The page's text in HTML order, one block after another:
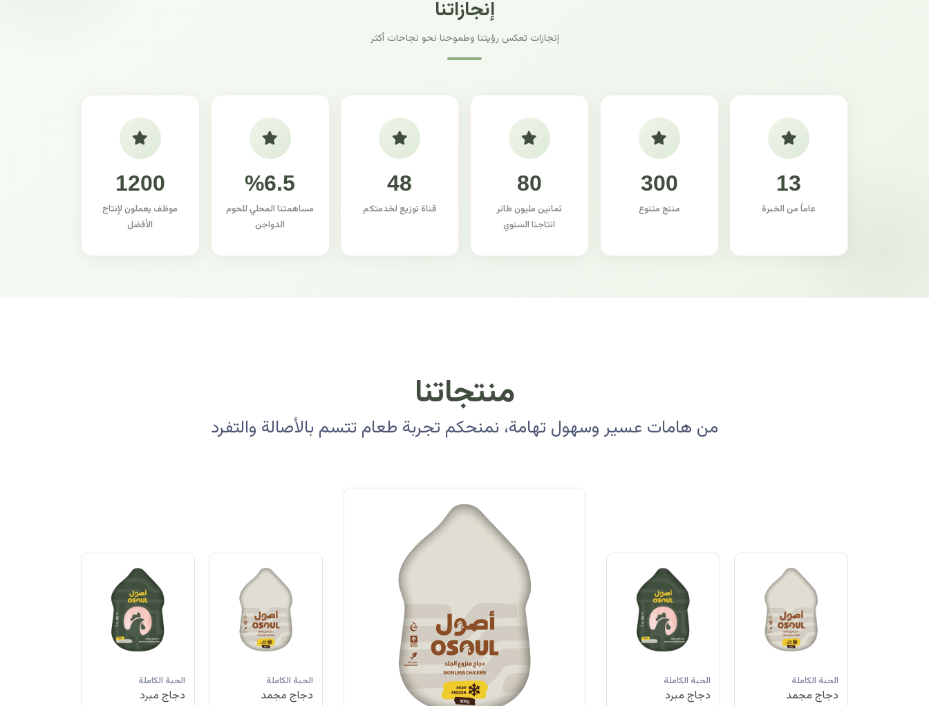
إنجازاتنا
إنجازات تعكس رؤيتنا وطموحنا نحو نجاحات أكثر
13
عاماً من الخبرة
300
منتج متنوع
80
ثمانين مليون طائر
انتاجنا السنوي
48
قناة توزيع لخدمتكم
%6.5
مساهمتنا المحلي للحوم
الدواجن
1200
موظف يعملون لإنتاج
الأفضل
منتجاتنا
من هامات عسير وسهول تهامة، نمنحكم تجربة طعام تتسم بالأصالة والتفرد
الحبة الكاملة
دجاج مبرد
الحبة الكاملة
دجاج مجمد
الحبة الكاملة
دجاج مجمد
الحبة الكاملة الحبة الكاملة
دجاج مجمد
الحبة الكاملة
دجاج مبرد
الحبة الكاملة
دجاج مجمد